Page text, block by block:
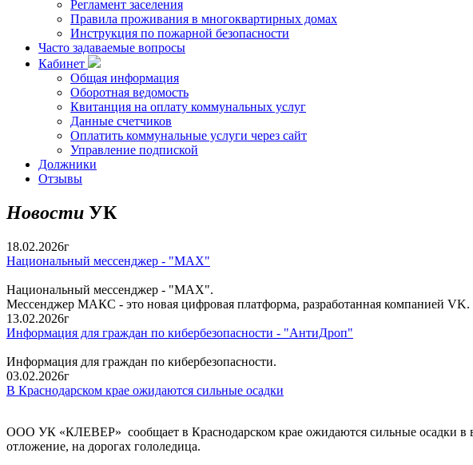
Регламент заселения
Правила проживания в многоквартирных домах
Инструкция по пожарной безопасности
Часто задаваемые вопросы
Кабинет
Общая информация
Оборотная ведомость
Квитанция на оплату коммунальных услуг
Данные счетчиков
Оплатить коммунальные услуги через сайт
Управление подпиской
Должники
Отзывы
Новости УК
18.02.2026г
Национальный мессенджер - "MAX"
Национальный мессенджер - "MAX".
Мессенджер МАКС - это новая цифровая платформа, разработанная компанией VK.
13.02.2026г
Информация для граждан по кибербезопасности - "АнтиДроп"
Информация для граждан по кибербезопасности.
03.02.2026г
В Краснодарском крае ожидаются сильные осадки
ООО УК «КЛЕВЕР» сообщает в Краснодарском крае ожидаются сильные осадки в
отложение, на дорогах гололедица.